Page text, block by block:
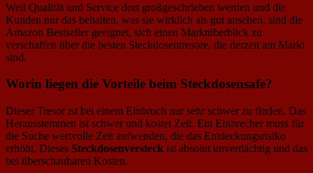
Weil Qualität und Service dort großgeschrieben werden und die
Kunden nur das behalten, was sie wirklich als gut ansehen, sind die
Amazon Bestseller geeignet, sich einen Marktüberblick zu
verschaffen über die besten Steckdosentresore, die derzeit am Markt
sind.
Worin liegen die Vorteile beim Steckdosensafe?
Dieser Tresor ist bei einem Einbruch nur sehr schwer zu finden. Das
Herausstemmen ist schwer und kostet Zeit. Ein Einbrecher muss für
die Suche wertvolle Zeit aufwenden, die das Entdeckungsrisiko
erhöht. Dieses Steckdosenversteck ist absolut unverdächtig und das
bei überschaubaren Kosten.